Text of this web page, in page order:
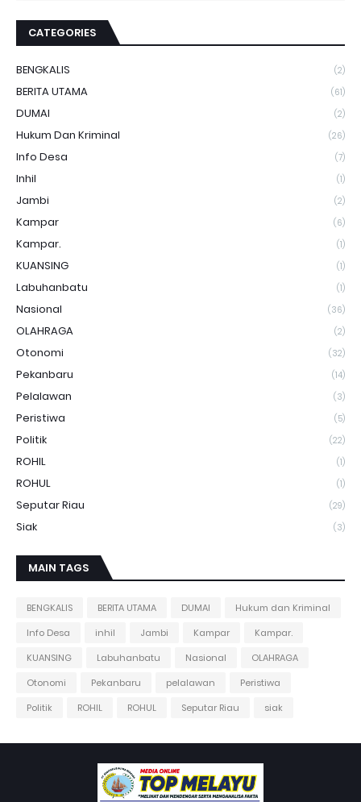
CATEGORIES
BENGKALIS (2)
BERITA UTAMA (61)
DUMAI (2)
Hukum Dan Kriminal (26)
Info Desa (7)
Inhil (1)
Jambi (2)
Kampar (6)
Kampar. (1)
KUANSING (1)
Labuhanbatu (1)
Nasional (36)
OLAHRAGA (2)
Otonomi (32)
Pekanbaru (14)
Pelalawan (3)
Peristiwa (5)
Politik (22)
ROHIL (1)
ROHUL (1)
Seputar Riau (29)
Siak (3)
MAIN TAGS
BENGKALIS BERITA UTAMA DUMAI
Hukum dan Kriminal
Info Desa
inhil Jambi Kampar
Kampar.
KUANSING
Labuhanbatu Nasional
OLAHRAGA
Otonomi
Pekanbaru pelalawan
Peristiwa
Politik
ROHIL ROHUL Seputar Riau siak